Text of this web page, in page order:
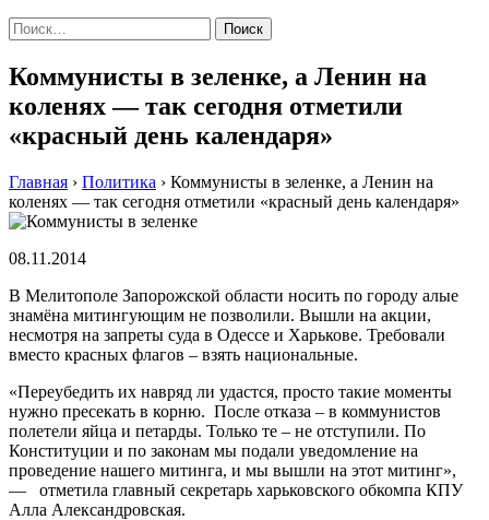
Найти:
Коммунисты в зеленке, а Ленин на
коленях — так сегодня отметили
«красный день календаря»
Главная › Политика › Коммунисты в зеленке, а Ленин на
коленях — так сегодня отметили «красный день календаря»
08.11.2014
В Мелитополе Запорожской области носить по городу алые
знамёна митингующим не позволили. Вышли на акции,
несмотря на запреты суда в Одессе и Харькове. Требовали
вместо красных флагов – взять национальные.
«Переубедить их навряд ли удастся, просто такие моменты
нужно пресекать в корню. После отказа – в коммунистов
полетели яйца и петарды. Только те – не отступили. По
Конституции и по законам мы подали уведомление на
проведение нашего митинга, и мы вышли на этот митинг»,
— отметила главный секретарь харьковского обкомпа КПУ
Алла Александровская.